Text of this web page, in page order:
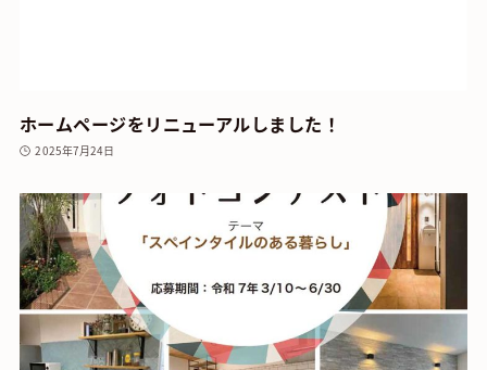
ホームページをリニューアルしました！
2025年7月24日